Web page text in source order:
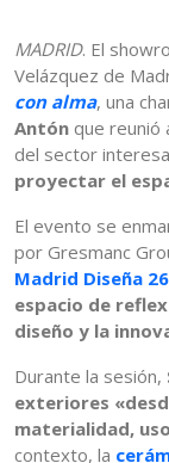
MADRID. El
Velázquez de
con alma, una
Antón que reunió
del sector
proyectar el
El evento se
por Gresmanc
Madrid Diseña 26
espacio de
diseño y la
Durante la sesión,
exteriores
materialidad,
contexto, la